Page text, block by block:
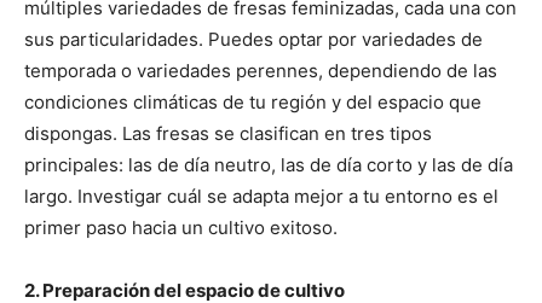
múltiples variedades de fresas feminizadas, cada una con
sus particularidades. Puedes optar por variedades de
temporada o variedades perennes, dependiendo de las
condiciones climáticas de tu región y del espacio que
dispongas. Las fresas se clasifican en tres tipos
principales: las de día neutro, las de día corto y las de día
largo. Investigar cuál se adapta mejor a tu entorno es el
primer paso hacia un cultivo exitoso.
2. Preparación del espacio de cultivo